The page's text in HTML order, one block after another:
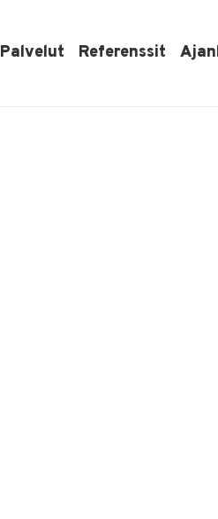
Palvelut Referenssit